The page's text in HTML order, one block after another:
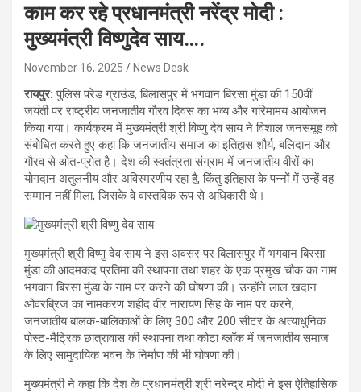
काम कर रहे प्रधानमंत्री नरेंद्र मोदी :
मुख्यमंत्री विष्णुदेव साय….
November 16, 2025 News Desk
रायपुर:पुलिस परेड ग्राउंड, बिलासपुर में भगवान बिरसा मुंडा की 150वीं
जयंती पर राष्ट्रीय जनजातीय गौरव दिवस का भव्य और गरिमामय आयोजन
किया गया। कार्यक्रम में मुख्यमंत्री श्री विष्णु देव साय ने विशाल जनसमूह को
संबोधित करते हुए कहा कि जनजातीय समाज का इतिहास शौर्य, बलिदान और
गौरव से ओत-प्रोत है। देश की स्वतंत्रता संग्राम में जनजातीय वीरों का
योगदान अतुलनीय और अविस्मरणीय रहा है, किंतु इतिहास के पन्नों में उन्हें वह
सम्मान नहीं मिला, जिसके वे वास्तविक रूप से अधिकारी थे।
मुख्यमंत्री श्री विष्णु देव साय ने इस अवसर पर बिलासपुर में भगवान बिरसा
मुंडा की आदमकद प्रतिमा की स्थापना तथा शहर के एक प्रमुख चौक का नाम
भगवान बिरसा मुंडा के नाम पर करने की घोषणा की। उन्होंने लाल खदान
ओवरब्रिज का नामकरण शहीद वीर नारायण सिंह के नाम पर करने,
जनजातीय बालक-बालिकाओं के लिए 300 और 200 सीटर के अत्याधुनिक
पोस्ट-मैट्रिक छात्रावास की स्थापना तथा कोटा ब्लॉक में जनजातीय समाज
के लिए सामुदायिक भवन के निर्माण की भी घोषणा की।
मुख्यमंत्री ने कहा कि देश के प्रधानमंत्री श्री नरेन्द्र मोदी ने इस ऐतिहासिक